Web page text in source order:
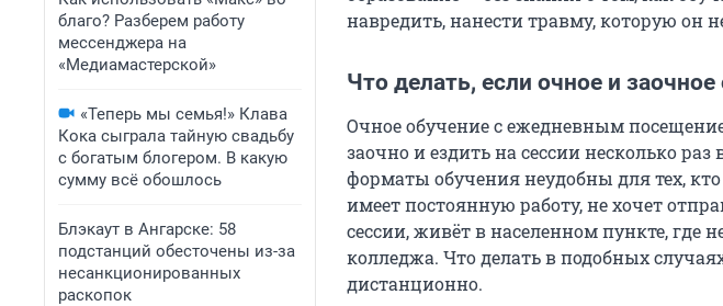
благо? Разберем работу
мессенджера на
«Медиамастерской»
«Теперь мы семья!» Клава
Кока сыграла тайную свадьбу
с богатым блогером. В какую
сумму всё обошлось
Блэкаут в Ангарске: 58
подстанций обесточены из-за
несанкционированных
раскопок
навредить, нанести травму, которую он
Что делать, если очное и
Очное обучение с ежедневным
заочно и ездить на сессии несколько
форматы обучения неудобны для тех,
имеет постоянную работу, не хочет
сессии, живёт в населенном пункте, где
колледжа. Что делать в подобных
дистанционно.